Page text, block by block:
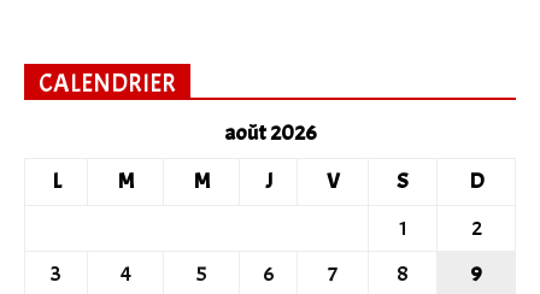
CALENDRIER
août 2026
L
M M J V S
D
1
2
3
4 5 6 7 8
9